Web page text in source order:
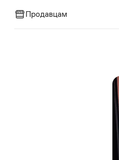
Продавцам